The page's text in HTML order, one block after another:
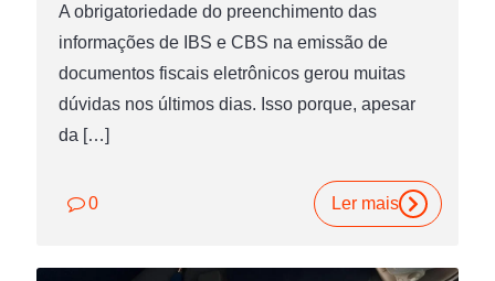
A obrigatoriedade do preenchimento das
informações de IBS e CBS na emissão de
documentos fiscais eletrônicos gerou muitas
dúvidas nos últimos dias. Isso porque, apesar
da […]
0 Ler mais